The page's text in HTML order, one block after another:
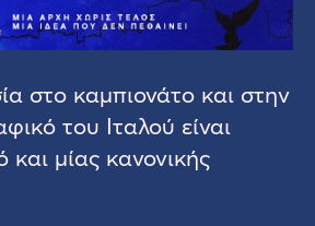
στο καμπιονάτο και στην
του Ιταλού είναι
και μίας κανονικής